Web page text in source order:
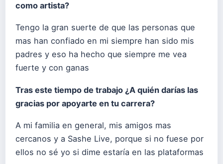
como artista?
Tengo la gran suerte de que las personas que
mas han confiado en mi siempre han sido mis
padres y eso ha hecho que siempre me vea
fuerte y con ganas
Tras este tiempo de trabajo ¿A quién darías las
gracias por apoyarte en tu carrera?
A mi familia en general, mis amigos mas
cercanos y a Sashe Live, porque si no fuese por
ellos no sé yo si dime estaría en las plataformas